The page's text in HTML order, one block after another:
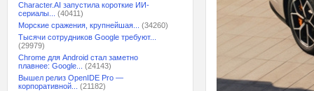
Character.AI запустила короткие ИИ-
сериалы...
(40411)
Морские сражения, крупнейшая...
(34260)
Тысячи сотрудников Google требуют...
(29979)
Chrome для Android стал заметно
плавнее: Google...
(24143)
Вышел релиз OpenIDE Pro —
корпоративной...
(21182)